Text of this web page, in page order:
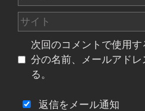
ー
ル
サ
イ
次回のコメントで使用
分の名前、メールアド
る。
返信をメール通知